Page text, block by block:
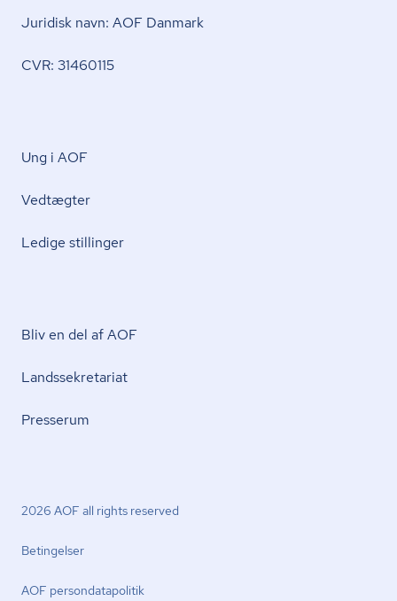
Juridisk navn: AOF Danmark
CVR: 31460115
Ung i AOF
Vedtægter
Ledige stillinger
Bliv en del af AOF
Lands­se­kre­ta­ri­at
Presserum
2026 AOF all rights reserved
Betingelser
AOF per­son­da­ta­po­li­tik